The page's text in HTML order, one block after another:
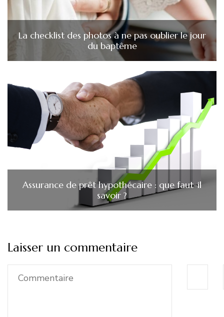
La checklist des photos à ne pas oublier le jour
du baptême
Assurance de prêt hypothécaire : que faut-il
savoir ?
Laisser un commentaire